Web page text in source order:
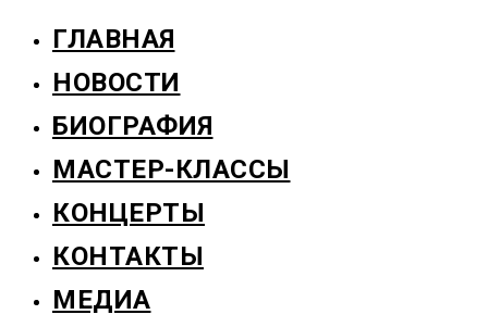
ГЛАВНАЯ
НОВОСТИ
БИОГРАФИЯ
МАСТЕР-КЛАССЫ
КОНЦЕРТЫ
КОНТАКТЫ
МЕДИА